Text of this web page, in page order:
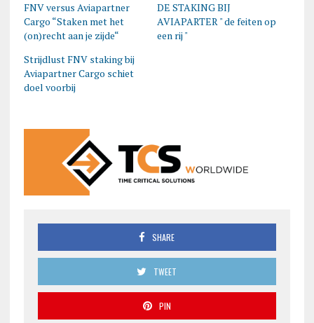
FNV versus Aviapartner
Cargo “Staken met het
(on)recht aan je zijde“
DE STAKING BIJ
AVIAPARTER " de feiten op
een rij "
Strijdlust FNV staking bij
Aviapartner Cargo schiet
doel voorbij
SHARE
TWEET
PIN